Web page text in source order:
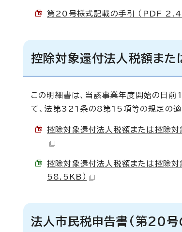
第20号様式記載の手引 （PDF
控除対象還付法人税額ま
この明細書は、当該事業年度開始の日
て、法第321条の8第15項等の規定の適
控除対象還付法人税額または控除
控除対象還付法人税額または控除
58.5KB）
法人市民税申告書(第20